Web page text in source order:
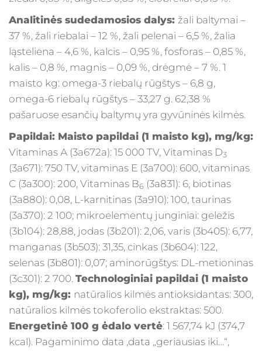
Analitinės sudedamosios dalys: žali baltymai –
37 %, žali riebalai – 12 %, žali pelenai – 6,5 %, žalia
ląsteliena – 4,6 %, kalcis – 0,95 %, fosforas – 0,85 %,
kalis – 0,8 %, magnis – 0,09 %, drėgmė – 7 %. 1
maisto kg: omega-3 riebalų rūgštys – 6,8 g,
omega-6 riebalų rūgštys – 33,27 g. 62,38 %
pašaruose esančių baltymų yra gyvūninės kilmės.
Papildai: Maisto papildai (1 maisto kg), mg/kg:
Vitaminas А (3a672a): 15 000 TV, Vitaminas D3
(3a671): 750 TV, vitaminas E (3a700): 600, vitaminas
С (3a300): 200, Vitaminas B6 (3a831): 6, biotinas
(3a880): 0,08, L-karnitinas (3a910): 100, taurinas
(3a370): 2 100; mikroelementų junginiai: geležis
(3b104): 28,88, jodas (3b201): 2,06, varis (3b405): 6,77,
manganas (3b503): 31,35, cinkas (3b604): 122,
selenas (3b801): 0,07; aminorūgštys: DL-metioninas
(3с301): 2 700. Technologiniai papildai (1 maisto
kg), mg/kg: natūralios kilmės antioksidantas: 300,
natūralios kilmės tokoferolio ekstraktas: 500.
Energetinė 100 g ėdalo vertė: 1 567,74 kJ (374,7
kcal). Pagaminimo data ,data „geriausias iki…“,